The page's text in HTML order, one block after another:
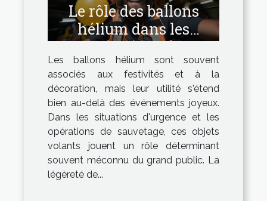
Le rôle des ballons
hélium dans les
opérations de
sauvetage et de
signalisation
Les ballons hélium sont souvent
associés aux festivités et à la
décoration, mais leur utilité s'étend
bien au-delà des événements joyeux.
Dans les situations d'urgence et les
opérations de sauvetage, ces objets
volants jouent un rôle déterminant
souvent méconnu du grand public. La
légèreté de...